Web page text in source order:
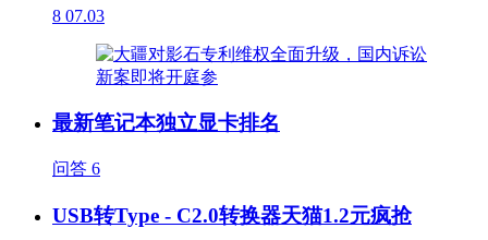
8 07.03
最新笔记本独立显卡排名
问答 6
USB转Type - C2.0转换器天猫1.2元疯抢